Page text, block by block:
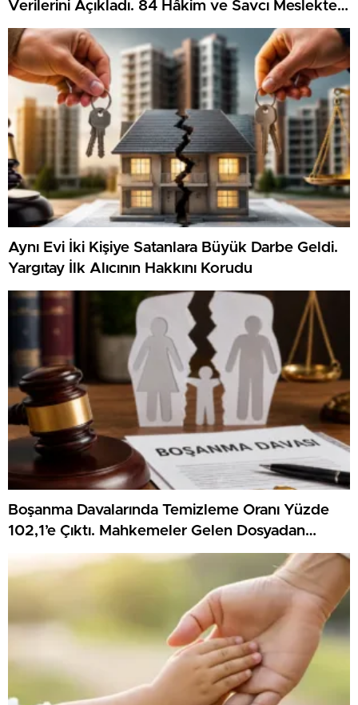
Verilerini Açıkladı. 84 Hâkim ve Savcı Meslekten
Çıkarıldı
Aynı Evi İki Kişiye Satanlara Büyük Darbe Geldi.
Yargıtay İlk Alıcının Hakkını Korudu
Boşanma Davalarında Temizleme Oranı Yüzde
102,1’e Çıktı. Mahkemeler Gelen Dosyadan
Fazlasını Karara Bağladı